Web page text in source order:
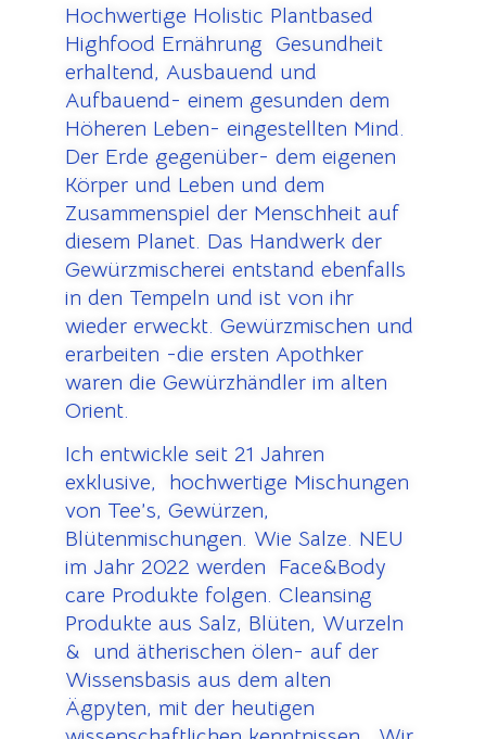
Hochwertige Holistic Plantbased
Highfood Ernährung Gesundheit
erhaltend, Ausbauend und
Aufbauend- einem gesunden dem
Höheren Leben- eingestellten Mind.
Der Erde gegenüber- dem eigenen
Körper und Leben und dem
Zusammenspiel der Menschheit auf
diesem Planet. Das Handwerk der
Gewürzmischerei entstand ebenfalls
in den Tempeln und ist von ihr
wieder erweckt. Gewürzmischen und
erarbeiten -die ersten Apothker
waren die Gewürzhändler im alten
Orient.
Ich entwickle seit 21 Jahren
exklusive, hochwertige Mischungen
von Tee’s, Gewürzen,
Blütenmischungen. Wie Salze. NEU
im Jahr 2022 werden Face&Body
care Produkte folgen. Cleansing
Produkte aus Salz, Blüten, Wurzeln
& und ätherischen ölen- auf der
Wissensbasis aus dem alten
Ägpyten, mit der heutigen